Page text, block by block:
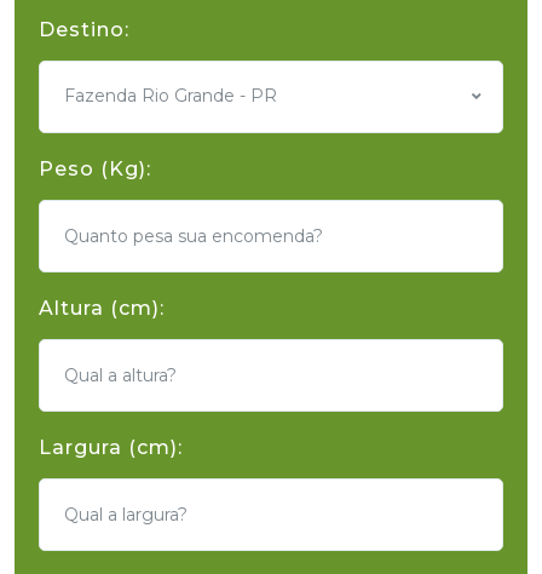
Destino:
Fazenda Rio Grande - PR
Peso (Kg):
Altura (cm):
Largura (cm):